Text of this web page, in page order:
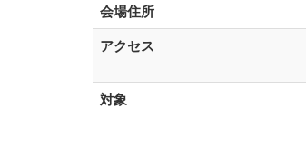
会場住所
アクセス
対象